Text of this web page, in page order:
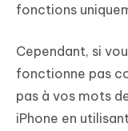
fonctions
Cependant, si
fonctionne pas
pas à vos mots
iPhone en